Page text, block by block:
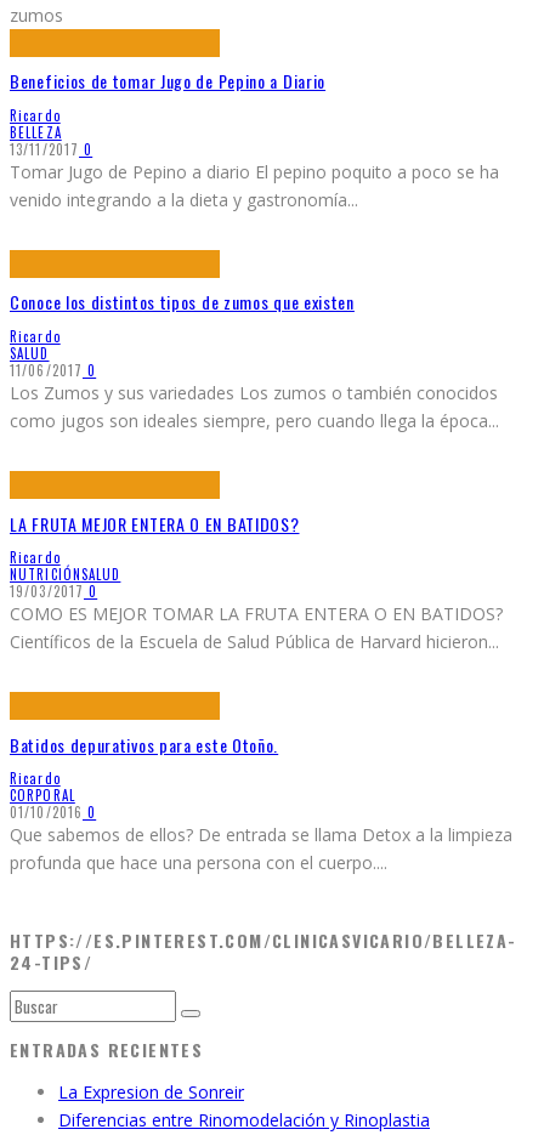
zumos
Beneficios de tomar Jugo de Pepino a Diario
Ricardo
BELLEZA
13/11/2017 0
Tomar Jugo de Pepino a diario El pepino poquito a poco se ha
venido integrando a la dieta y gastronomía...
Conoce los distintos tipos de zumos que existen
Ricardo
SALUD
11/06/2017 0
Los Zumos y sus variedades Los zumos o también conocidos
como jugos son ideales siempre, pero cuando llega la época...
LA FRUTA MEJOR ENTERA O EN BATIDOS?
Ricardo
NUTRICIÓNSALUD
19/03/2017 0
COMO ES MEJOR TOMAR LA FRUTA ENTERA O EN BATIDOS?
Científicos de la Escuela de Salud Pública de Harvard hicieron...
Batidos depurativos para este Otoño.
Ricardo
CORPORAL
01/10/2016 0
Que sabemos de ellos? De entrada se llama Detox a la limpieza
profunda que hace una persona con el cuerpo....
HTTPS://ES.PINTEREST.COM/CLINICASVICARIO/BELLEZA-
24-TIPS/
ENTRADAS RECIENTES
La Expresion de Sonreir
Diferencias entre Rinomodelación y Rinoplastia